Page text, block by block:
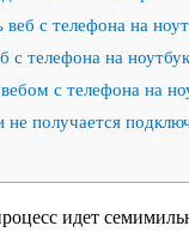
веб с телефона на
с телефона на
с телефона на
не получается
идет